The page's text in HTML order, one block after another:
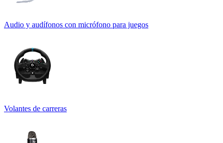
Audio y audífonos con micrófono para juegos
Volantes de carreras